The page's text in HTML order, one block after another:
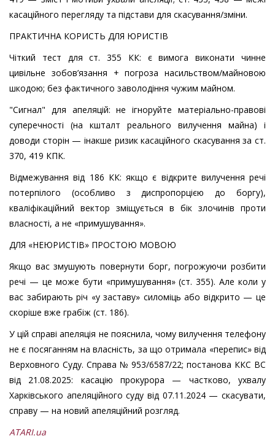
касаційного перегляду та підстави для скасування/зміни.
ПРАКТИЧНА КОРИСТЬ ДЛЯ ЮРИСТІВ
Чіткий тест для ст. 355 КК: є вимога виконати чинне
цивільне зобов’язання + погроза насильством/майновою
шкодою; без фактичного заволодіння чужим майном.
"Сигнал" для апеляцій: не ігноруйте матеріально-правові
суперечності (на кшталт реального вилучення майна) і
доводи сторін — інакше ризик касаційного скасування за ст.
370, 419 КПК.
Відмежування від 186 КК: якщо є відкрите вилучення речі
потерпілого (особливо з диспропорцією до боргу),
кваліфікаційний вектор зміщується в бік злочинів проти
власності, а не «примушування».
ДЛЯ «НЕЮРИСТІВ» ПРОСТОЮ МОВОЮ
Якщо вас змушують повернути борг, погрожуючи розбити
речі — це може бути «примушування» (ст. 355). Але коли у
вас забирають річ «у заставу» силоміць або відкрито — це
скоріше вже грабіж (ст. 186).
У цій справі апеляція не пояснила, чому вилучення телефону
не є посяганням на власність, за що отримала «перепис» від
Верховного Суду. Справа № 953/6587/22; постанова ККС ВС
від 21.08.2025: касацію прокурора — частково, ухвалу
Харківського апеляційного суду від 07.11.2024 — скасувати,
справу — на новий апеляційний розгляд.
ATARI.ua